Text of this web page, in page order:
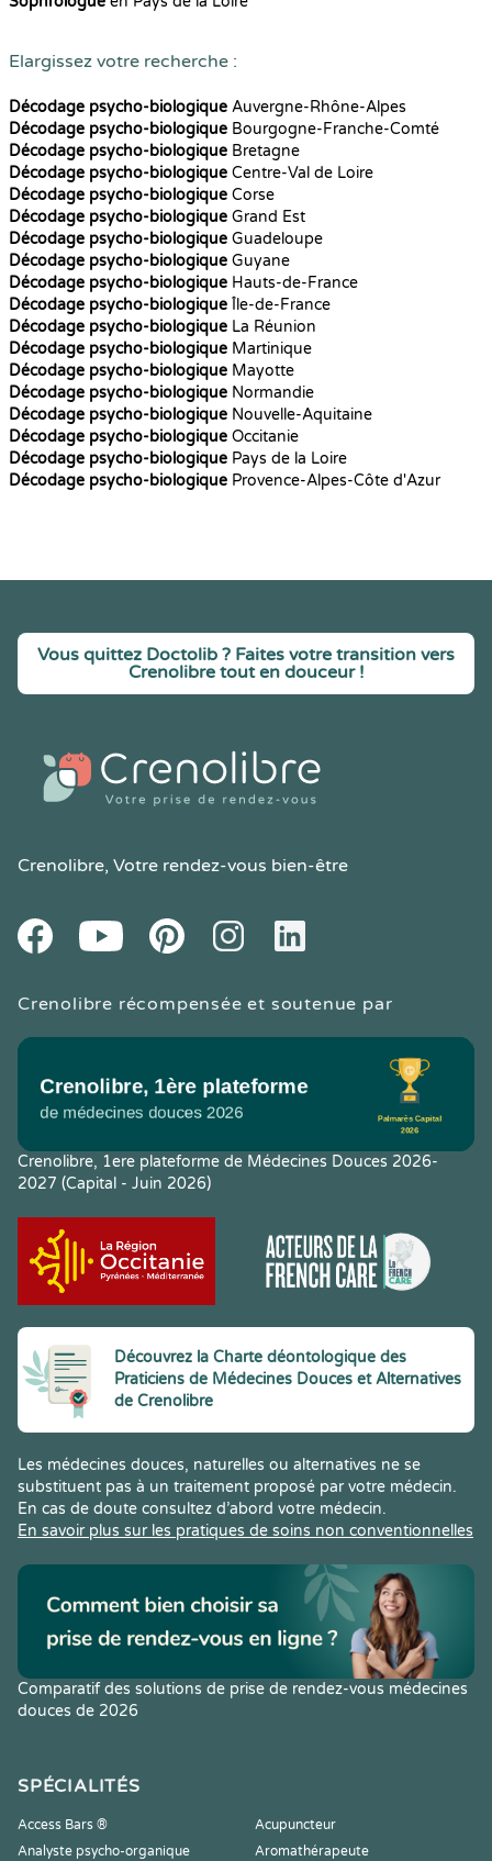
Elargissez votre recherche :
Décodage psycho-biologique Auvergne-Rhône-Alpes
Décodage psycho-biologique Bourgogne-Franche-Comté
Décodage psycho-biologique Bretagne
Décodage psycho-biologique Centre-Val de Loire
Décodage psycho-biologique Corse
Décodage psycho-biologique Grand Est
Décodage psycho-biologique Guadeloupe
Décodage psycho-biologique Guyane
Décodage psycho-biologique Hauts-de-France
Décodage psycho-biologique Île-de-France
Décodage psycho-biologique La Réunion
Décodage psycho-biologique Martinique
Décodage psycho-biologique Mayotte
Décodage psycho-biologique Normandie
Décodage psycho-biologique Nouvelle-Aquitaine
Décodage psycho-biologique Occitanie
Décodage psycho-biologique Pays de la Loire
Décodage psycho-biologique Provence-Alpes-Côte d'Azur
Vous quittez Doctolib ? Faites votre transition vers
Crenolibre tout en douceur !
Crenolibre, Votre rendez-vous bien-être
FacebookYoutube PinteresetInstagramLinkedIn
Crenolibre récompensée et soutenue par
Crenolibre, 1ere plateforme de Médecines Douces 2026-
2027 (Capital - Juin 2026)
Découvrez la Charte déontologique des
Praticiens de Médecines Douces et Alternatives
de Crenolibre
Les médecines douces, naturelles ou alternatives ne se
substituent pas à un traitement proposé par votre médecin.
En cas de doute consultez d’abord votre médecin.
En savoir plus sur les pratiques de soins non conventionnelles
Comparatif des solutions de prise de rendez-vous médecines
douces de 2026
SPÉCIALITÉS
Access Bars ®
Acupuncteur
Analyste psycho-organique
Aromathérapeute